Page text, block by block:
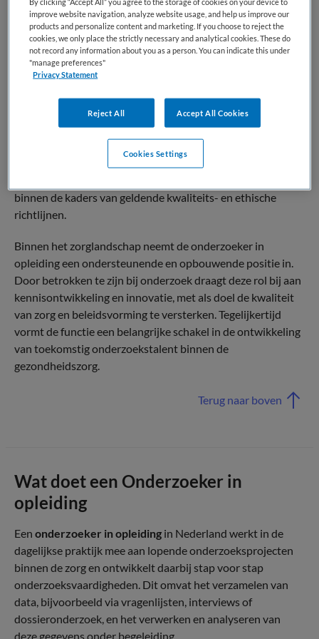
gestructureerd leer- en werktraject ontwikkelt tot
volwaardig onderzoeksprofessional. Deze rol, ook wel
aangeduid als trainee onderzoeker of onderzoeker-in-
training, combineert praktijkervaring met begeleiding en
scholing in onderzoeksmethoden en -vaardigheden.
De professionele rol kenmerkt zich door een leergerichte
positie binnen onderzoeksprojecten, waarbij de nadruk ligt
vermogen en inzicht in wetenschappelijke processen. Dit
binnen de kaders van geldende kwaliteits- en ethische
richtlijnen.
Binnen het zorglandschap neemt de onderzoeker in
opleiding een ondersteunende en opbouwende positie in.
Door betrokken te zijn bij onderzoek draagt deze rol bij aan
kennisontwikkeling en innovatie, met als doel de kwaliteit
van zorg en beleidsvorming te versterken. Tegelijkertijd
vormt de functie een belangrijke schakel in de ontwikkeling
van toekomstig onderzoekstalent binnen de
gezondheidszorg.
Terug naar boven
Wat doet een Onderzoeker in
opleiding
Een onderzoeker in opleiding in Nederland werkt in de
dagelijkse praktijk mee aan lopende onderzoeksprojecten
binnen de zorg en ontwikkelt daarbij stap voor stap
onderzoeksvaardigheden. Dit omvat het verzamelen van
data, bijvoorbeeld via vragenlijsten, interviews of
dossieronderzoek, en het verwerken en analyseren van
deze gegevens onder begeleiding.
improve website navigation, analyze website usage, and help us improve our
products and personalize content and marketing. If you choose to reject the
cookies, we only place the strictly necessary and analytical cookies. These do
not record any information about you as a person. You can indicate this under
"manage preferences"
Privacy Statement
Reject All Accept All Cookies
Cookies Settings